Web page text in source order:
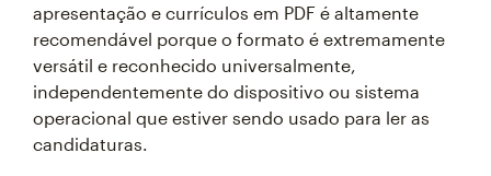
apresentação e currículos em PDF é altamente
recomendável porque o formato é extremamente
versátil e reconhecido universalmente,
independentemente do dispositivo ou sistema
operacional que estiver sendo usado para ler as
candidaturas.